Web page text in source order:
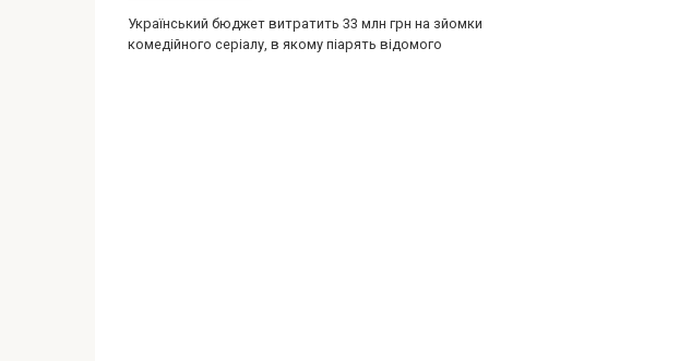
Український бюджет витратить 33 млн грн на зйомки
комедійного серіалу, в якому піарять відомого